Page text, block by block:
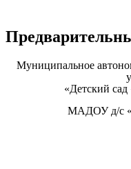
Муниципальное
«Детский
МАДОУ д/с